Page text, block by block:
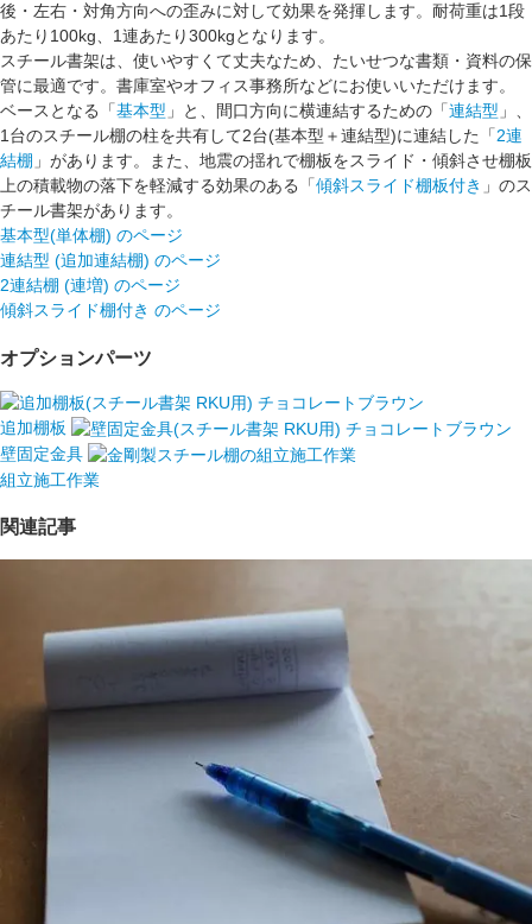
後・左右・対角方向への歪みに対して効果を発揮します。耐荷重は1段
あたり100kg、 1連あたり300kgとなります。
スチール書架は、使いやすくて丈夫なため、たいせつな書類・資料の保
管に最適です。書庫室やオフィス事務所などにお使いいただけます。
ベースとなる「基本型 」と、間口方向に横連結するための「連結型 」、
1台のスチール棚の柱を共有して2台(基本型＋連結型)に連結した「2連
結棚 」があります。また、地震の揺れで棚板をスライド・傾斜させ棚板
上の積載物の落下を軽減する効果のある「傾斜スライド棚板付き 」のス
チール書架があります。
基本型(単体棚) のページ
連結型 (追加連結棚) のページ
2連結棚 (連増) のページ
傾斜スライド棚付き のページ
オプションパーツ
追加棚板
壁固定金具
組立施工作業
関連記事